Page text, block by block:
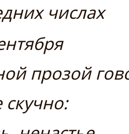
числах
прозой